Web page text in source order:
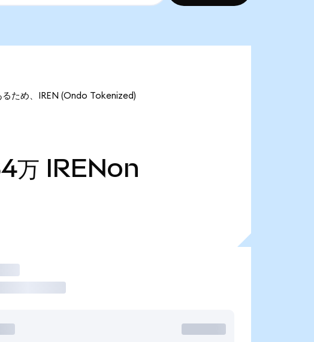
ため、IREN (Ondo Tokenized)
万 IRENon